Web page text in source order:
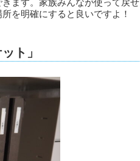
ます。家族みんなが使って戻せ
を明確にすると良いですよ！
ト」